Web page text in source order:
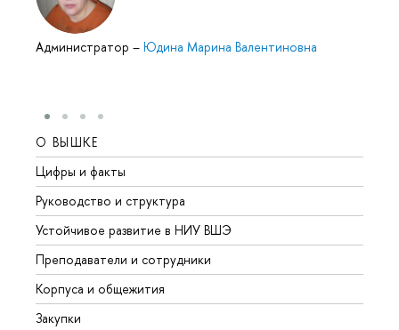
Администратор – Юдина Марина Валентиновна
О ВЫШКЕ
Цифры и факты
Руководство и структура
Устойчивое развитие в НИУ ВШЭ
Преподаватели и сотрудники
Корпуса и общежития
Закупки